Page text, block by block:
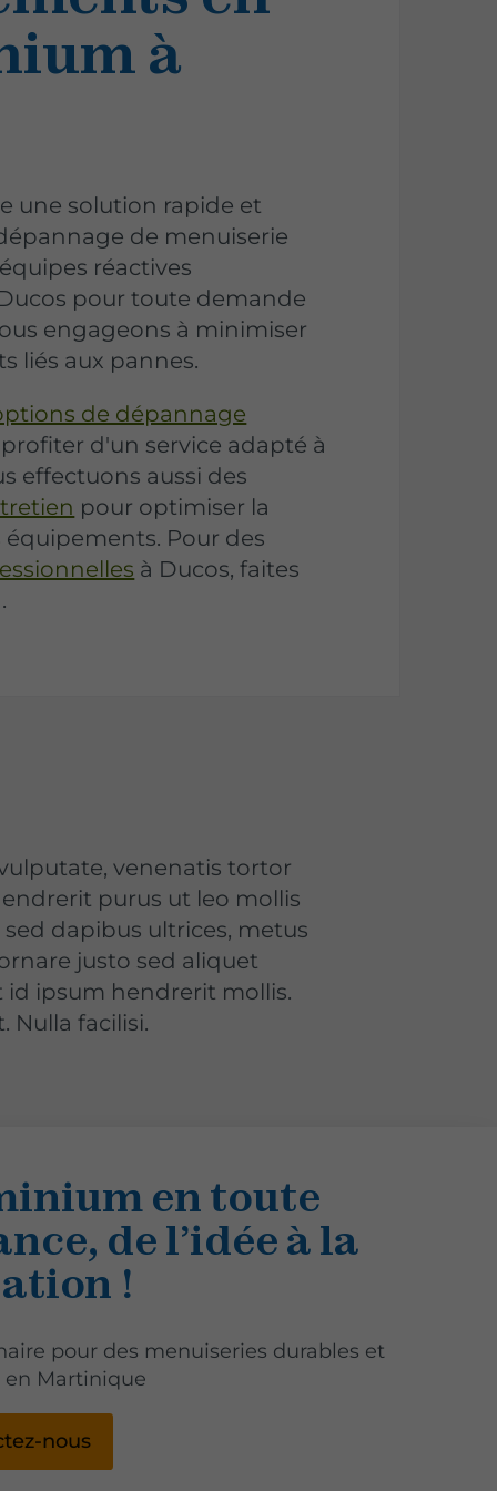
à
une solution rapide et
de menuiserie
réactives
pour toute demande
engageons à minimiser
liés aux pannes.
de dépannage
d'un service adapté à
effectuons aussi des
pour optimiser la
Pour des
à Ducos, faites
venenatis tortor
purus ut leo mollis
dapibus ultrices, metus
justo sed aliquet
id ipsum hendrerit mollis.
facilisi.
en toute
de l’idée à la
!
pour des menuiseries durables et
Martinique
nous